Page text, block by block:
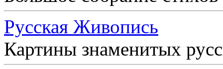
Русская Живопись
Картины знаменитых